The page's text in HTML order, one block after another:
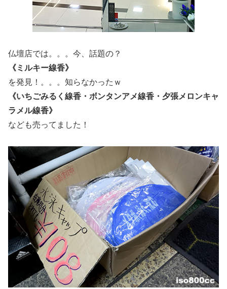
仏壇店では。。。今、話題の？
《ミルキー線香》
を発見！。。。知らなかったｗ
《いちごみるく線香・ボンタンアメ線香・夕張メロンキャ
ラメル線香》
なども売ってました！